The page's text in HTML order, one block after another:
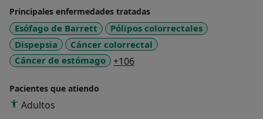
Principales enfermedades tratadas
Esófago de Barrett
Pólipos colorrectales
Dispepsia
Cáncer colorrectal
Cáncer de estómago
+106a11y_sr_more_diseases
Pacientes que atiendo
Adultos